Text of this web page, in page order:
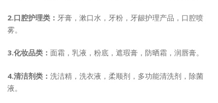
2.口腔护理类： 牙膏，漱口水，牙粉，牙龈护理产品，口腔喷
雾。
3.化妆品类： 面霜，乳液，粉底，遮瑕膏，防晒霜，润唇膏。
4.清洁剂类： 洗洁精，洗衣液，柔顺剂，多功能清洗剂，除菌
液。